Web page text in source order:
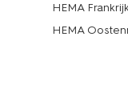
HEMA
HEMA